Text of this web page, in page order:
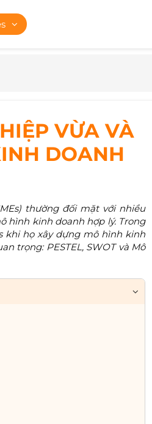
VỪA VÀ
DOANH
thường đối mặt với nhiều
hình kinh doanh hợp lý. Trong
khi họ xây dựng mô hình kinh
trọng: PESTEL, SWOT và Mô